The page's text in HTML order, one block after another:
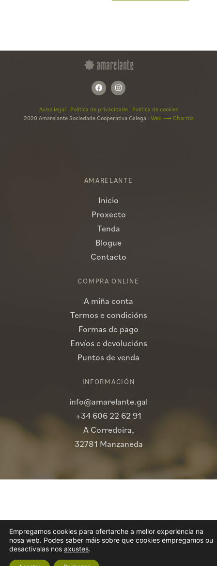
Aviso legal · Política de privacidade· Política de cookies
2020 Amarelante Sociedade Cooperativa Galega · Web ⟶ Charrúa
AMARELANTE
Inicio
Proxecto
Tenda
Blogue
Contacto
COMPRA ONLINE
A miña conta
Termos e condicións
Formas de pago
Envíos e devolucións
Puntos de venda
INFORMACIÓN
info@amarelante.gal
+34 606 22 62 91
A Corredoira,
32781 Manzaneda
Empregamos cookies para ofertarche a mellor experiencia na
nosa web. Podes saber máis sobre que cookies empregamos ou
desactivalas nos axustes.